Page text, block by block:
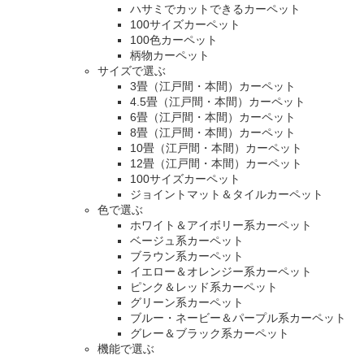
ハサミでカットできるカーペット
100サイズカーペット
100色カーペット
柄物カーペット
サイズで選ぶ
3畳（江戸間・本間）カーペット
4.5畳（江戸間・本間）カーペット
6畳（江戸間・本間）カーペット
8畳（江戸間・本間）カーペット
10畳（江戸間・本間）カーペット
12畳（江戸間・本間）カーペット
100サイズカーペット
ジョイントマット＆タイルカーペット
色で選ぶ
ホワイト＆アイボリー系カーペット
ベージュ系カーペット
ブラウン系カーペット
イエロー＆オレンジー系カーペット
ピンク＆レッド系カーペット
グリーン系カーペット
ブルー・ネービー＆パープル系カーペット
グレー＆ブラック系カーペット
機能で選ぶ